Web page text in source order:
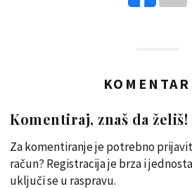
Komentiraj, znaš da želiš!
Za komentiranje je potrebno
račun? Registracija je brza i
uključi se u raspravu.